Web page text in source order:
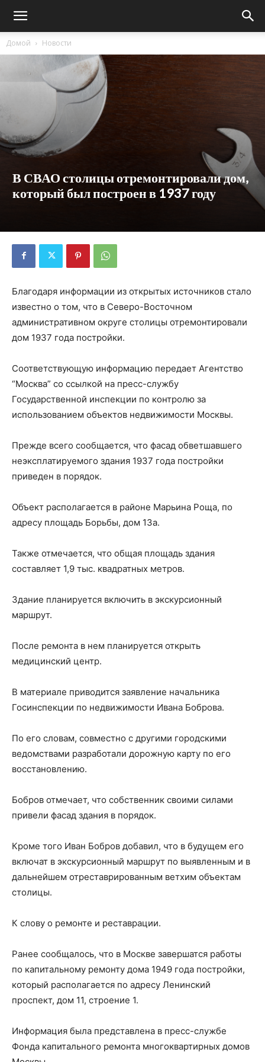
Домой Новости
В СВАО столицы отремонтировали дом,
который был построен в 1937 году
Благодаря информации из открытых источников стало
известно о том, что в Северо-Восточном
административном округе столицы отремонтировали
дом 1937 года постройки.
Соответствующую информацию передает Агентство
“Москва” со ссылкой на пресс-службу
Государственной инспекции по контролю за
использованием объектов недвижимости Москвы.
Прежде всего сообщается, что фасад обветшавшего
неэксплатируемого здания 1937 года постройки
приведен в порядок.
Объект располагается в районе Марьина Роща, по
адресу площадь Борьбы, дом 13а.
Также отмечается, что общая площадь здания
составляет 1,9 тыс. квадратных метров.
Здание планируется включить в экскурсионный
маршрут.
После ремонта в нем планируется открыть
медицинский центр.
В материале приводится заявление начальника
Госинспекции по недвижимости Ивана Боброва.
По его словам, совместно с другими городскими
ведомствами разработали дорожную карту по его
восстановлению.
Бобров отмечает, что собственник своими силами
привели фасад здания в порядок.
Кроме того Иван Бобров добавил, что в будущем его
включат в экскурсионный маршрут по выявленным и в
дальнейшем отреставрированным ветхим объектам
столицы.
К слову о ремонте и реставрации.
Ранее сообщалось, что в Москве завершатся работы
по капитальному ремонту дома 1949 года постройки,
который располагается по адресу Ленинский
проспект, дом 11, строение 1.
Информация была представлена в пресс-службе
Фонда капитального ремонта многоквартирных домов